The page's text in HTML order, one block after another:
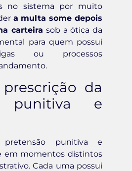
no sistema por muito
a multa some depois
carteira sob a ótica da
para quem possui
ou processos
da
punitiva e
punitiva e
em momentos distintos
Cada uma possui